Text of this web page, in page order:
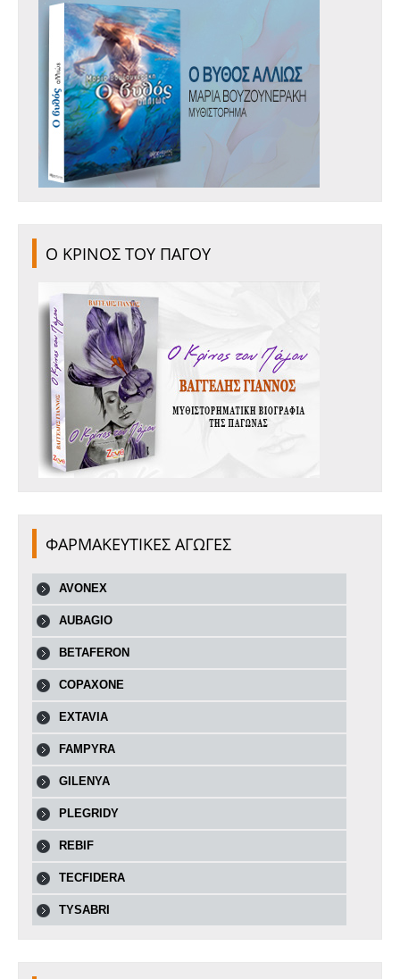
Ο ΚΡΙΝΟΣ ΤΟΥ ΠΑΓΟΥ
ΦΑΡΜΑΚΕΥΤΙΚΕΣ ΑΓΩΓΕΣ
AVONEX
AUBAGIO
BETAFERON
COPAXONE
EXTAVIA
FAMPYRA
GILENYA
PLEGRIDY
REBIF
TECFIDERA
TYSABRI